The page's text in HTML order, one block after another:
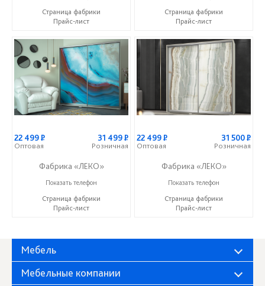
Страница фабрики
Прайс-лист
Страница фабрики
Прайс-лист
22 499Р
Оптовая
31 499Р
Розничная
Фабрика «ЛЕКО»
+7 (800) 222-93-90
Показать телефон
Страница фабрики
Прайс-лист
22 499Р
Оптовая
31 500Р
Розничная
Фабрика «ЛЕКО»
+7 (800) 222-93-90
Показать телефон
Страница фабрики
Прайс-лист
Мебель
Мебельные компании